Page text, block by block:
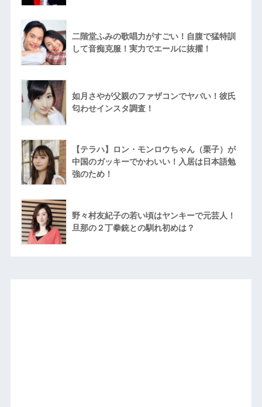
二階堂ふみの歌唱力がすごい！自腹で猛特訓
して音痴克服！実力でエールに抜擢！
如月さやが父親のファザコンでヤバい！彼氏
匂わせインスタ調査！
【テラハ】ロン・モンロウちゃん（栗子）が
中国のガッキーでかわいい！入居は日本語勉
強のため！
野々村友紀子の若い頃はヤンキーで元芸人！
旦那の２丁拳銃との馴れ初めは？